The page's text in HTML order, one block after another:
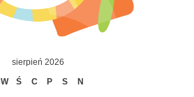
sierpień 2026
W Ś C P S N